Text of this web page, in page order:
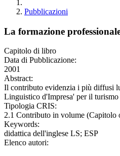
Pubblicazioni
La formazione
Capitolo di libro
Data di Pubblicazione:
2001
Abstract:
Il contributo evidenzia i più diffusi
Linguistico d'Impresa' per il turismo
Tipologia CRIS:
2.1 Contributo in volume (Capitolo
Keywords:
didattica dell'inglese LS; ESP
Elenco autori: